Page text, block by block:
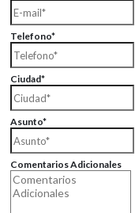
Telefono*
Ciudad*
Asunto*
Comentarios Adicionales